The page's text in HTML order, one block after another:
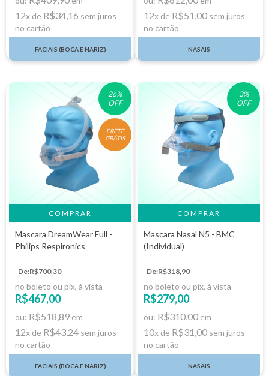
12x de R$34,16 sem juros
no cartão
FACIAIS (BOCA E NARIZ)
12x de R$51,00 sem juros
no cartão
NASAIS
26%
OFF
FRETE
GRÁTIS
COMPRAR
Mascara DreamWear Full -
Philips Respironics
De:R$700,30
no boleto ou pix, à vista
R$467,00
ou: R$518,89 em
12x de R$43,24 sem juros
no cartão
FACIAIS (BOCA E NARIZ)
3%
OFF
COMPRAR
Mascara Nasal N5 - BMC
(Individual)
De:R$318,90
no boleto ou pix, à vista
R$279,00
ou: R$310,00 em
10x de R$31,00 sem juros
no cartão
NASAIS